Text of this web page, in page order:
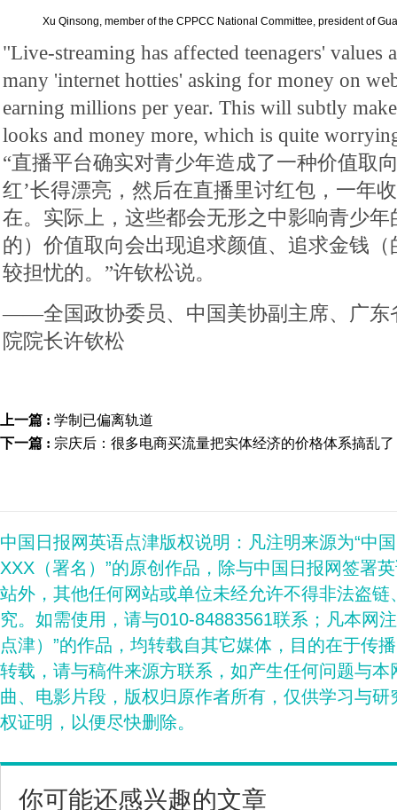
Xu Qinsong, member of the CPPCC National Committee, president of
"Live-streaming has affected teenagers' values
many 'internet hotties' asking for money on
earning millions per year. This will subtly
looks and money more, which is quite
“直播平台确实对青少年造成了一种价值取
红’长得漂亮，然后在直播里讨红包，一年
在。实际上，这些都会无形之中影响青少
的）价值取向会出现追求颜值、追求金钱
较担忧的。”许钦松说。
——全国政协委员、中国美协副主席、广东
院院长许钦松
上一篇 : 学制已偏离轨道
下一篇 : 宗庆后：很多电商买流量把实体经济的价格体系搞乱了
中国日报网英语点津版权说明：凡注明来源为“中
XXX（署名）”的原创作品，除与中国日报网签署
站外，其他任何网站或单位未经允许不得非法盗
究。如需使用，请与010-84883561联系；凡本网
点津）”的作品，均转载自其它媒体，目的在于传
转载，请与稿件来源方联系，如产生任何问题与
曲、电影片段，版权归原作者所有，仅供学习与
权证明，以便尽快删除。
你可能还感兴趣的文章